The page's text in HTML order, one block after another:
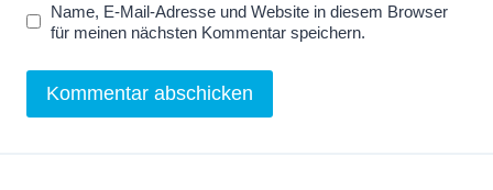
Name, E-Mail-Adresse und Website in diesem Browser
für meinen nächsten Kommentar speichern.